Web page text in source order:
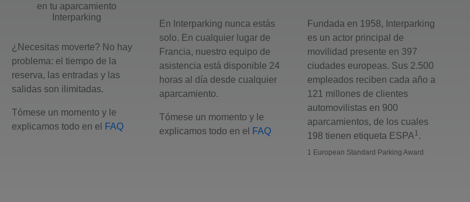
en tu aparcamiento
Interparking
¿Necesitas moverte? No hay
problema: el tiempo de la
reserva, las entradas y las
salidas son ilimitadas.
Tómese un momento y le
explicamos todo en el
FAQ
En Interparking nunca estás
solo. En cualquier lugar de
Francia, nuestro equipo de
asistencia está disponible 24
horas al día desde cualquier
aparcamiento.
Tómese un momento y le
explicamos todo en el
FAQ
Fundada en 1958, Interparking
es un actor principal de
movilidad presente en 397
ciudades europeas. Sus 2.500
empleados reciben cada año a
121 millones de clientes
automovilistas en 900
aparcamientos, de los cuales
198 tienen etiqueta ESPA1.
1 European Standard Parking Award